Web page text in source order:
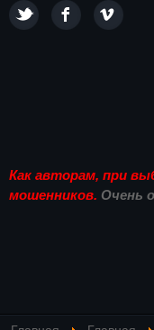
Как авторам, при
мошенников. Очень